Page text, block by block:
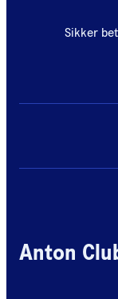
Sikker
Anton